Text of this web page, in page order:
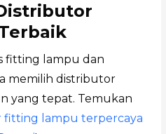
fitting lampu dan
memilih distributor
yang tepat. Temukan
fitting lampu terpercaya